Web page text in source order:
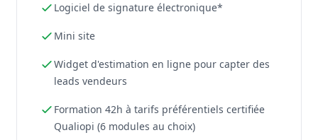
Logiciel de signature électronique*
Mini site
Widget d'estimation en ligne pour capter des
leads vendeurs
Formation 42h à tarifs préférentiels certifiée
Qualiopi (6 modules au choix)